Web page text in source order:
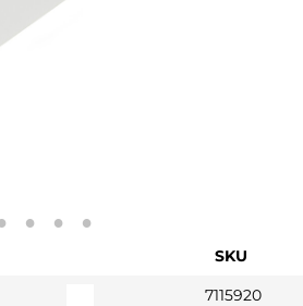
SKU
7115920